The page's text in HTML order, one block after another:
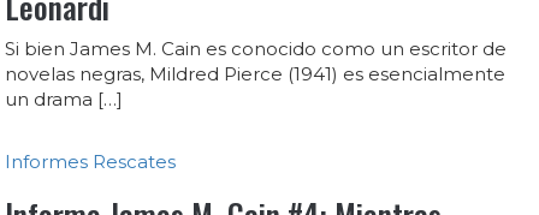
Si bien James M. Cain es conocido como un escritor de
novelas negras, Mildred Pierce (1941) es esencialmente
un drama […]
Informes Rescates